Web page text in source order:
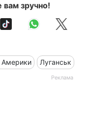
вам зручно!
Америки Луганськ